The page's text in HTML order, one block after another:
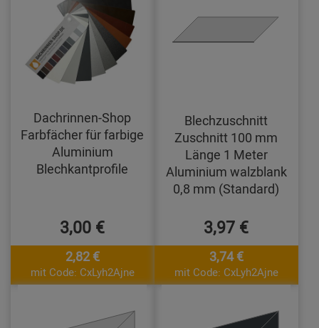
Dachrinnen-Shop
Farbfächer für farbige
Aluminium
Blechkantprofile
3,00 €
2,82 €
mit Code: CxLyh2Ajne
Blechzuschnitt
Zuschnitt 100 mm
Länge 1 Meter
Aluminium walzblank
0,8 mm (Standard)
3,97 €
3,74 €
mit Code: CxLyh2Ajne